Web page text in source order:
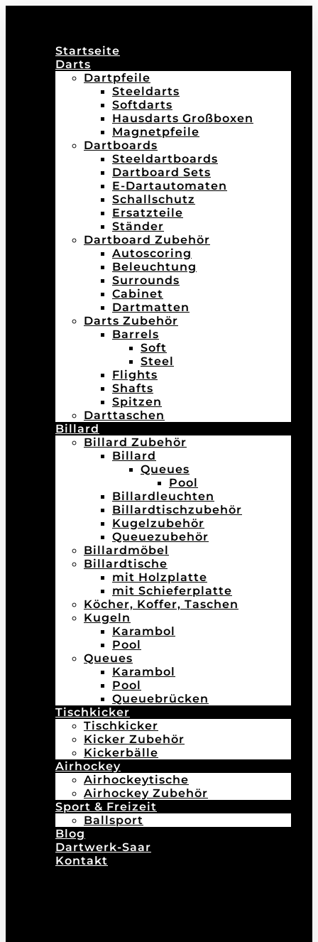
Startseite
Darts
Dartpfeile
Steeldarts
Softdarts
Hausdarts Großboxen
Magnetpfeile
Dartboards
Steeldartboards
Dartboard Sets
E-Dartautomaten
Schallschutz
Ersatzteile
Ständer
Dartboard Zubehör
Autoscoring
Beleuchtung
Surrounds
Cabinet
Dartmatten
Darts Zubehör
Barrels
Soft
Steel
Flights
Shafts
Spitzen
Darttaschen
Billard
Billard Zubehör
Billard
Queues
Pool
Billardleuchten
Billardtischzubehör
Kugelzubehör
Queuezubehör
Billardmöbel
Billardtische
mit Holzplatte
mit Schieferplatte
Köcher, Koffer, Taschen
Kugeln
Karambol
Pool
Queues
Karambol
Pool
Queuebrücken
Tischkicker
Tischkicker
Kicker Zubehör
Kickerbälle
Airhockey
Airhockeytische
Airhockey Zubehör
Sport & Freizeit
Ballsport
Blog
Dartwerk-Saar
Kontakt